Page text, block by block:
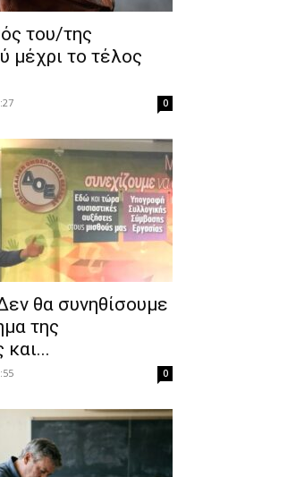
του/της
μέχρι το τέλος
0
θα συνηθίσουμε
της
και...
0